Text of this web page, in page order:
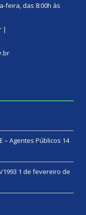
feira, das 8:00h às
|
– Agentes Públicos 14
1993 1 de fevereiro de